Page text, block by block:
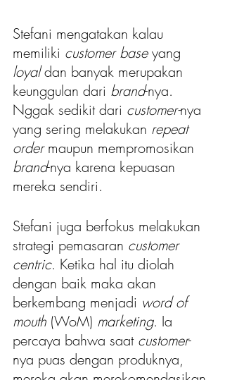
Stefani mengatakan kalau
memiliki customer base yang
loyal dan banyak merupakan
keunggulan dari brand-nya.
Nggak sedikit dari customer-nya
yang sering melakukan repeat
order maupun mempromosikan
brand-nya karena kepuasan
mereka sendiri.
Stefani juga berfokus melakukan
strategi pemasaran customer
centric. Ketika hal itu diolah
dengan baik maka akan
berkembang menjadi word of
mouth (WoM) marketing. Ia
percaya bahwa saat customer-
nya puas dengan produknya,